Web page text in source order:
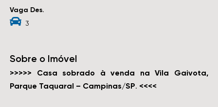
Vaga Des.
3
Sobre o Imóvel
>>>>> Casa sobrado à venda na Vila Gaivota,
Parque Taquaral – Campinas/SP. <<<<